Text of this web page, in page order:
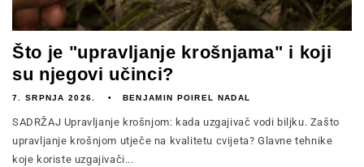
Što je "upravljanje krošnjama" i koji
su njegovi učinci?
7. SRPNJA 2026. BENJAMIN POIREL NADAL
SADRŽAJ Upravljanje krošnjom: kada uzgajivač vodi biljku. Zašto
upravljanje krošnjom utječe na kvalitetu cvijeta? Glavne tehnike
koje koriste uzgajivači...